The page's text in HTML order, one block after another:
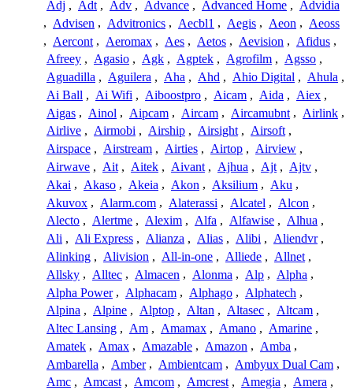
Adj , Adt , Adv , Advance , Advanced Home , Advidia
, Advisen , Advitronics , Aecbl1 , Aegis , Aeon , Aeoss
, Aercont , Aeromax , Aes , Aetos , Aevision , Afidus ,
Afreey , Agasio , Agk , Agptek , Agrofilm , Agsso ,
Aguadilla , Aguilera , Aha , Ahd , Ahio Digital , Ahula ,
Ai Ball , Ai Wifi , Aiboostpro , Aicam , Aida , Aiex ,
Aigas , Ainol , Aipcam , Aircam , Aircamubnt , Airlink ,
Airlive , Airmobi , Airship , Airsight , Airsoft ,
Airspace , Airstream , Airties , Airtop , Airview ,
Airwave , Ait , Aitek , Aivant , Ajhua , Ajt , Ajtv ,
Akai , Akaso , Akeia , Akon , Aksilium , Aku ,
Akuvox , Alarm.com , Alaterassi , Alcatel , Alcon ,
Alecto , Alertme , Alexim , Alfa , Alfawise , Alhua ,
Ali , Ali Express , Alianza , Alias , Alibi , Aliendvr ,
Alinking , Alivision , All-in-one , Alliede , Allnet ,
Allsky , Alltec , Almacen , Alonma , Alp , Alpha ,
Alpha Power , Alphacam , Alphago , Alphatech ,
Alpina , Alpine , Alptop , Altan , Altasec , Altcam ,
Altec Lansing , Am , Amamax , Amano , Amarine ,
Amatek , Amax , Amazable , Amazon , Amba ,
Ambarella , Amber , Ambientcam , Ambyux Dual Cam ,
Amc , Amcast , Amcom , Amcrest , Amegia , Amera ,